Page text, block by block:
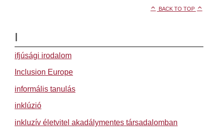
BACK TO TOP
I
ifjúsági irodalom
Inclusion Europe
informális tanulás
inklúzió
inkluzív életvitel akadálymentes társadalomban